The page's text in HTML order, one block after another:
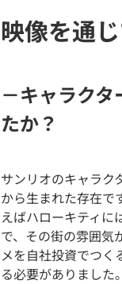
映像を通
－キャラク
たか？
サンリオのキャラク
から生まれた存在で
えばハローキティに
で、その街の雰囲気
メを自社投資でつく
る必要がありました。